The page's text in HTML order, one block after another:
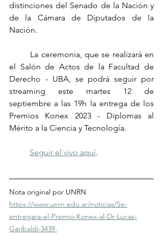
distinciones del Senado de la Nación y
de la Cámara de Diputados de la
Nación.
el Salón de Actos de la Facultad de
Derecho - UBA, se podrá seguir por
streaming este martes 12 de
septiembre a las 19h la entrega de los
Premios Konex 2023 - Diplomas al
Mérito a la Ciencia y Tecnología.
Seguir el vivo aquí.
Nota original por UNRN
https://www.unrn.edu.ar/noticias/Se-
entregara-el-Premio-Konex-al-Dr-Lucas-
Garibaldi-3439